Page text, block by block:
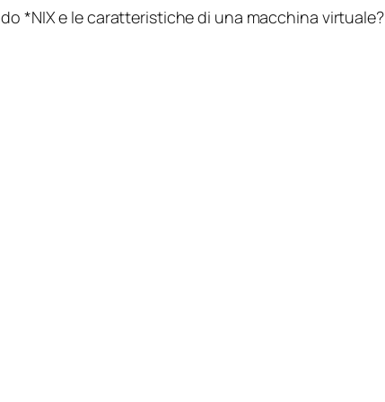
*NIX e le caratteristiche di una macchina virtuale?